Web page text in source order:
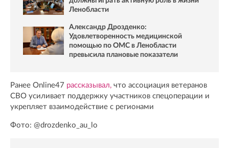
Ленобласти
Александр Дрозденко:
Удовлетворенность медицинской
помощью по ОМС в Ленобласти
превысила плановые показатели
Ранее Online47 рассказывал, что ассоциация ветеранов
СВО усиливает поддержку участников спецоперации и
укрепляет взаимодействие с регионами
Фото: @drozdenko_au_lo